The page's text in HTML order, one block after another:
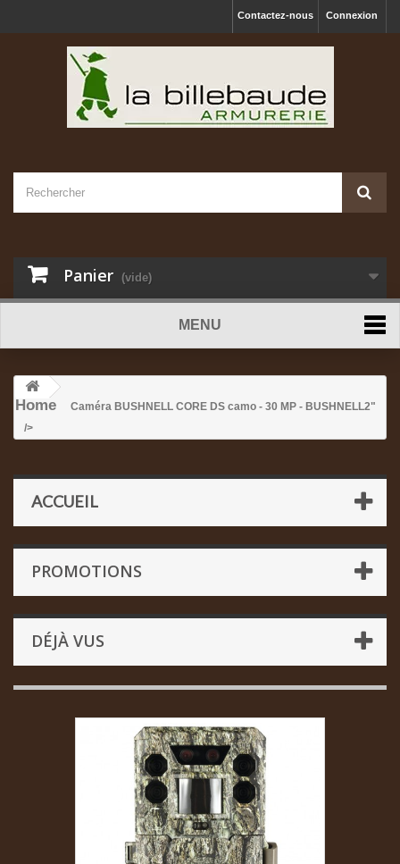
Connexion
Contactez-nous
Panier (vide)
MENU
Home Caméra BUSHNELL CORE DS camo - 30 MP - BUSHNELL2"
/>
ACCUEIL
PROMOTIONS
DÉJÀ VUS